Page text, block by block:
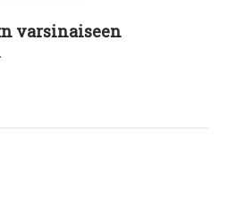
varsinaiseen